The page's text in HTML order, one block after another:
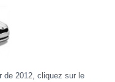
de 2012, cliquez sur le